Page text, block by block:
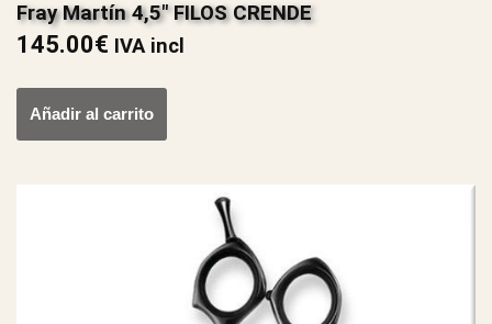
Fray Martín 4,5″ FILOS CRENDE
145.00€ IVA incl
Añadir al carrito